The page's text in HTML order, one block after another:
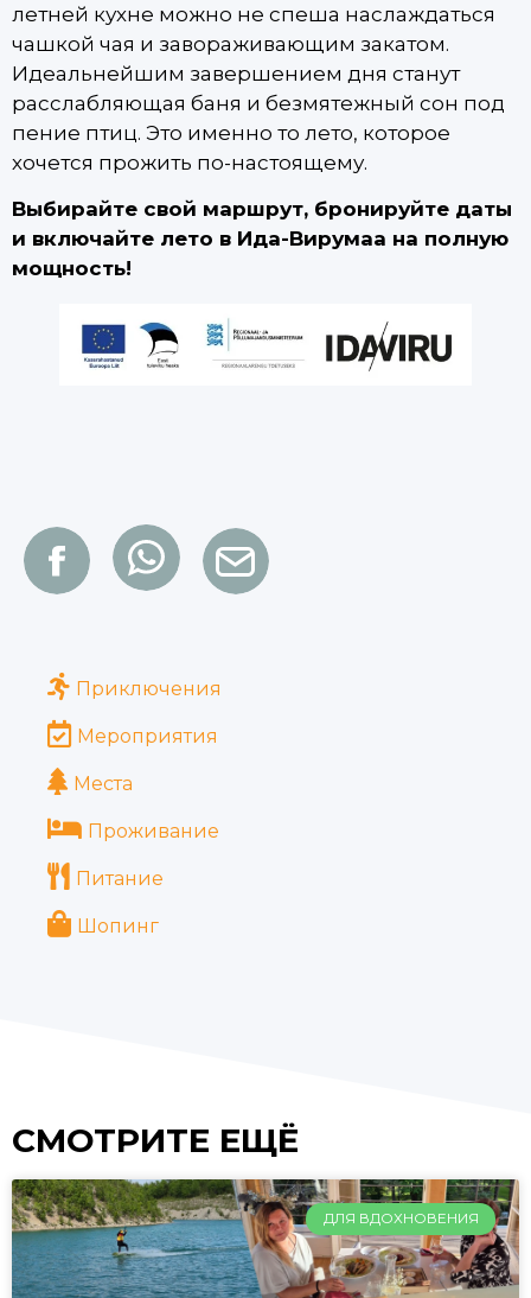
летней кухне можно не спеша наслаждаться
чашкой чая и завораживающим закатом.
Идеальнейшим завершением дня станут
расслабляющая баня и безмятежный сон под
пение птиц. Это именно то лето, которое
хочется прожить по-настоящему.
Выбирайте свой маршрут, бронируйте даты
и включайте лето в Ида-Вирумаа на полную
мощность!
Приключения
Мероприятия
Места
Проживание
Питание
Шопинг
СМОТРИТЕ ЕЩЁ
ДЛЯ ВДОХНОВЕНИЯ